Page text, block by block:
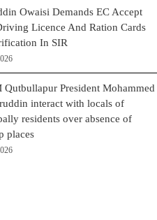
Owaisi Demands EC Accept
Licence And Ration Cards
In SIR
President Mohammed
interact with locals of
residents over absence of
places